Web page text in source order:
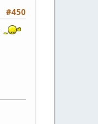
#450